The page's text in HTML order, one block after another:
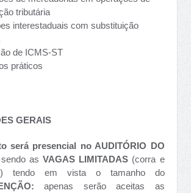
tributária
interestaduais com substituição
de ICMS-ST
práticos
GERAIS
será presencial no AUDITÓRIO DO
as VAGAS LIMITADAS (corra e
tendo em vista o tamanho do
apenas serão aceitas as